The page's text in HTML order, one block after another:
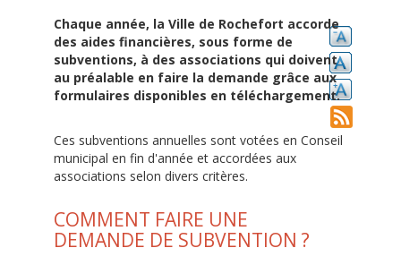
Chaque année, la Ville de Rochefort accorde
des aides financières, sous forme de
subventions, à des associations qui doivent
au préalable en faire la demande grâce aux
formulaires disponibles en téléchargement.
Ces subventions annuelles sont votées en Conseil
municipal en fin d'année et accordées aux
associations selon divers critères.
COMMENT FAIRE UNE
DEMANDE DE SUBVENTION ?